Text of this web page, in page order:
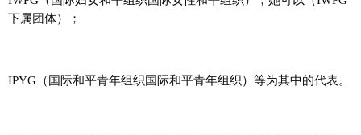
下属团体）；
IPYG（国际和平青年组织国际和平青年组织）等为其中的代表。